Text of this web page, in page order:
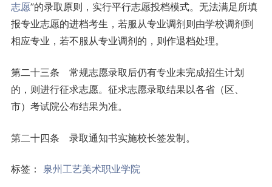
志愿”的录取原则，实行平行志愿投档模式。无法满足所填
报专业志愿的进档考生，若服从专业调剂则由学校调剂到
相应专业，若不服从专业调剂的，则作退档处理。
第二十三条 常规志愿录取后仍有专业未完成招生计划
的，则进行征求志愿。征求志愿录取结果以各省（区、
市）考试院公布结果为准。
第二十四条 录取通知书实施校长签发制。
标签： 泉州工艺美术职业学院